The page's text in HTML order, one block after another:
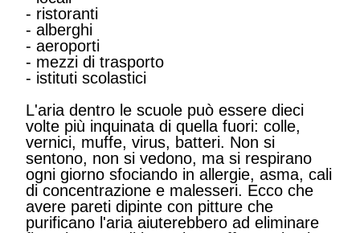
- ristoranti
- alberghi
- aeroporti
- mezzi di trasporto
- istituti scolastici
L'aria dentro le scuole può essere dieci
volte più inquinata di quella fuori: colle,
vernici, muffe, virus, batteri. Non si
sentono, non si vedono, ma si respirano
ogni giorno sfociando in allergie, asma, cali
di concentrazione e malesseri. Ecco che
avere pareti dipinte con pitture che
purificano l'aria aiuterebbero ad eliminare